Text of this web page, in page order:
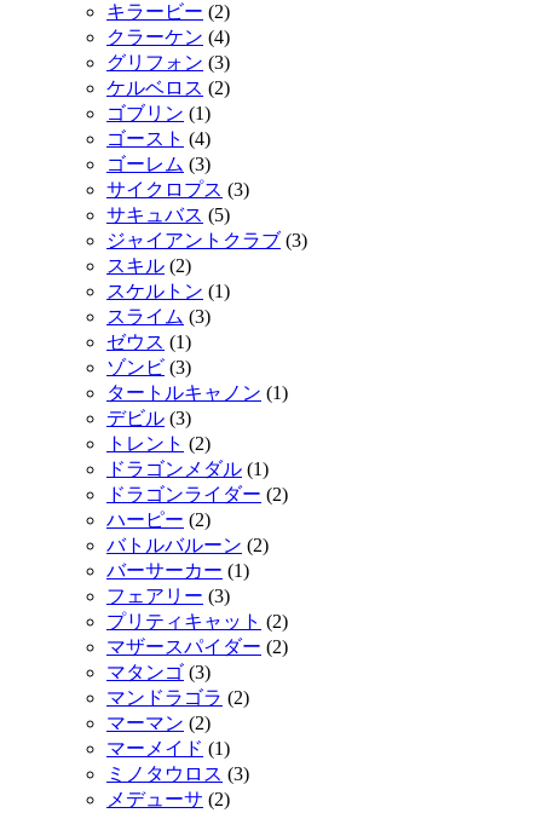
キラービー (2)
クラーケン (4)
グリフォン (3)
ケルベロス (2)
ゴブリン (1)
ゴースト (4)
ゴーレム (3)
サイクロプス (3)
サキュバス (5)
ジャイアントクラブ (3)
スキル (2)
スケルトン (1)
スライム (3)
ゼウス (1)
ゾンビ (3)
タートルキャノン (1)
デビル (3)
トレント (2)
ドラゴンメダル (1)
ドラゴンライダー (2)
ハーピー (2)
バトルバルーン (2)
バーサーカー (1)
フェアリー (3)
プリティキャット (2)
マザースパイダー (2)
マタンゴ (3)
マンドラゴラ (2)
マーマン (2)
マーメイド (1)
ミノタウロス (3)
メデューサ (2)